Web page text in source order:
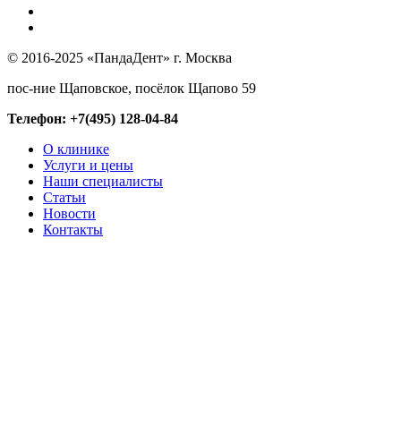
© 2016-2025 «ПандаДент» г. Москва
пос-ние Щаповское, посёлок Щапово 59
Телефон: +7(495) 128-04-84
О клинике
Услуги и цены
Наши специалисты
Статьи
Новости
Контакты